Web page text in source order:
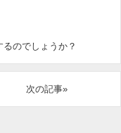
のでしょうか？
次の記事»